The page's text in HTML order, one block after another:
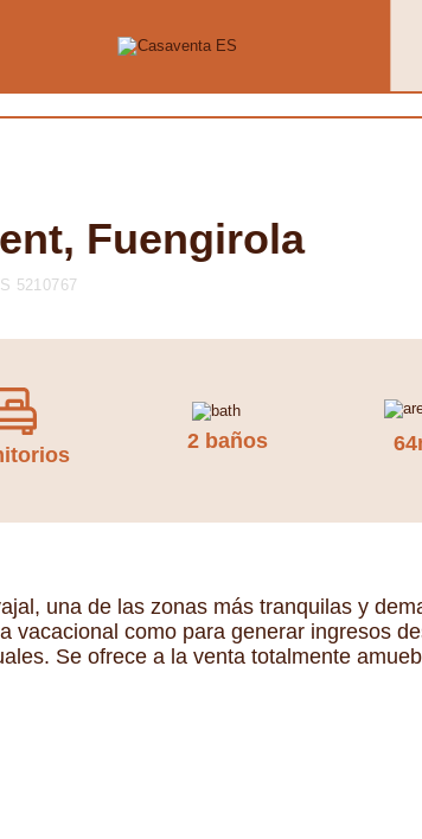
Fuengirola
5210767
2 baños
una de las zonas más tranquilas y
vacacional como para generar ingresos
Se ofrece a la venta totalmente